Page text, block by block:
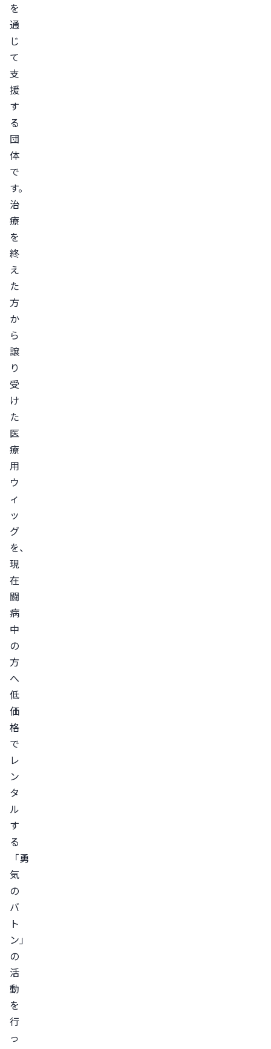
を
通
じ
て
支
援
す
る
団
体
で
す。
治
療
を
終
え
た
方
か
ら
譲
り
受
け
た
医
療
用
ウ
ィ
ッ
グ
を、
現
在
闘
病
中
の
方
へ
低
価
格
で
レ
ン
タ
ル
す
る
「勇
気
の
バ
ト
ン」
の
活
動
を
行
っ